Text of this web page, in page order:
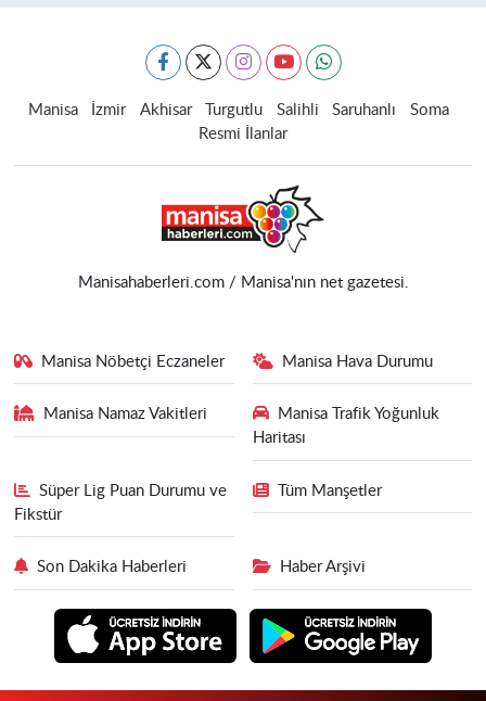
Manisa İzmir Akhisar Turgutlu Salihli Saruhanlı
Soma
Resmi İlanlar
Manisahaberleri.com / Manisa'nın net gazetesi.
Manisa Nöbetçi Eczaneler Manisa Hava Durumu
Manisa Namaz Vakitleri
Manisa Trafik Yoğunluk
Haritası
Süper Lig Puan Durumu ve
Fikstür
Tüm Manşetler
Son Dakika Haberleri Haber Arşivi